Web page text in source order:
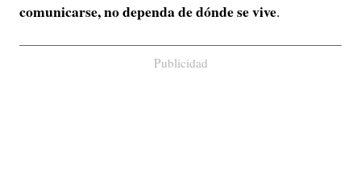
comunicarse, no dependa de dónde se vive.
Publicidad